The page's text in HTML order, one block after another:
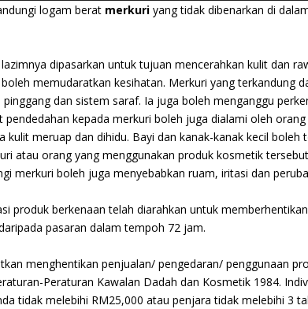
logam berat merkuri yang tidak dibenarkan di
dipasarkan untuk tujuan mencerahkan kulit dan
memudaratkan kesihatan. Merkuri yang terkandung
dan sistem saraf. Ia juga boleh menganggu
kepada merkuri boleh juga dialami oleh
meruap dan dihidu. Bayi dan kanak-kanak kecil boleh
atau orang yang menggunakan produk kosmetik
merkuri boleh juga menyebabkan ruam, iritasi dan
produk berkenaan telah diarahkan untuk
pasaran dalam tempoh 72 jam.
menghentikan penjualan/ pengedaran/ penggunaan
Peraturan Kawalan Dadah dan Kosmetik 1984.
tidak melebihi RM25,000 atau penjara tidak melebihi 3